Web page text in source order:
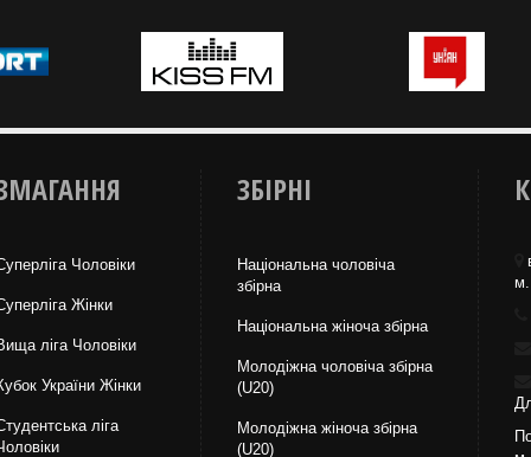
Чоловіки
Жінки
лiга Чоловіки
України Жінки
ліга
ЗБІРНІ
Національна чоловіча
збірна
Національна жiноча збірна
Молодіжна чоловіча збірна
(U20)
Молодіжна жіноча збірна
(U20)
м.